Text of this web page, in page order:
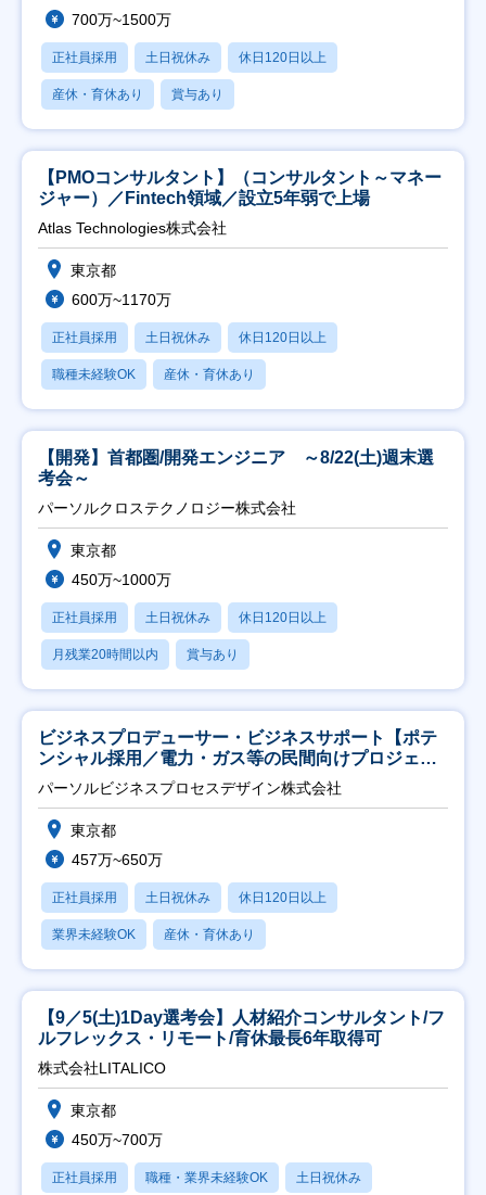
700万~1500万
正社員採用 土日祝休み 休日120日以上
産休・育休あり 賞与あり
【PMOコンサルタント】（コンサルタント～マネー
ジャー）／Fintech領域／設立5年弱で上場
Atlas Technologies株式会社
東京都
600万~1170万
正社員採用 土日祝休み 休日120日以上
職種未経験OK 産休・育休あり
【開発】首都圏/開発エンジニア ～8/22(土)週末選
考会～
パーソルクロステクノロジー株式会社
東京都
450万~1000万
正社員採用 土日祝休み 休日120日以上
月残業20時間以内 賞与あり
ビジネスプロデューサー・ビジネスサポート【ポテ
ンシャル採用／電力・ガス等の民間向けプロジェク
ト推進】
パーソルビジネスプロセスデザイン株式会社
東京都
457万~650万
正社員採用 土日祝休み 休日120日以上
業界未経験OK 産休・育休あり
【9／5(土)1Day選考会】人材紹介コンサルタント/フ
ルフレックス・リモート/育休最長6年取得可
株式会社LITALICO
東京都
450万~700万
正社員採用 職種・業界未経験OK 土日祝休み